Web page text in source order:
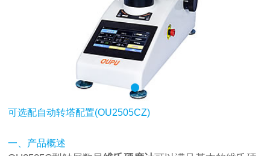
可选配自动转塔配置(OU2505CZ)
一、产品概述